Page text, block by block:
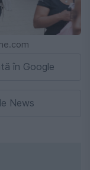
în Google
News